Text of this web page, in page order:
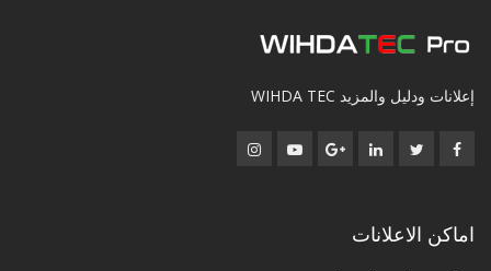
إعلانات ودليل والمزيد WIHDA TEC
اماكن الاعلانات